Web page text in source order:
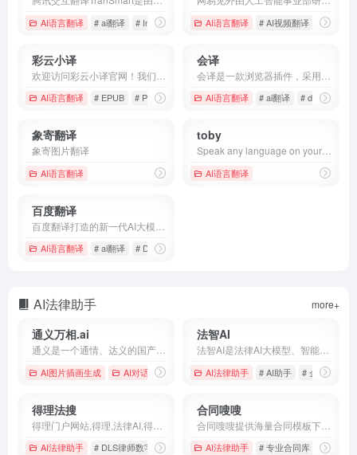
AI语言翻译 # ai翻译 # Interactive Machine Translation # Tencent Translation
AI语言翻译 # AI视频翻译 # API接口
彩云小译
AI语言翻译 # EPUB # PDF翻译 # PPT
会译
AI语言翻译 # ai翻译 # deepl
象寄翻译
象寄图片翻译
AI语言翻译
toby
AI语言翻译
百度翻译
AI语言翻译 # ai翻译 # DOC翻译
AI法律助手 more+
通义万相.ai
AI图片插画生成 AI对话聊天 # AI PPT # AI写作 # AI搜索
法智AI
AI法律助手 # AI助手 # 企业尽调
得理法搜
AI法律助手 # DLS律师数字化平台 # 律师平台 # 得理
合同嗖嗖
AI法律助手 # 专业合同库 # 买卖购